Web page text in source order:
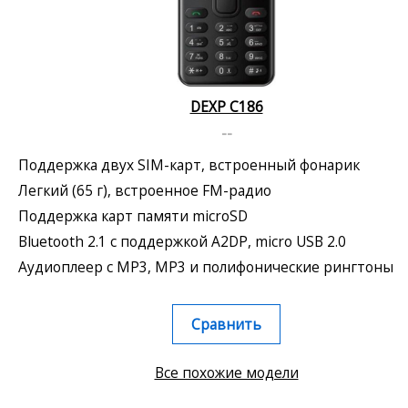
DEXP C186
--
Поддержка двух SIM-карт, встроенный фонарик
Легкий (65 г), встроенное FM-радио
Поддержка карт памяти microSD
Bluetooth 2.1 с поддержкой A2DP, micro USB 2.0
Аудиоплеер с MP3, MP3 и полифонические рингтоны
Сравнить
Все похожие модели